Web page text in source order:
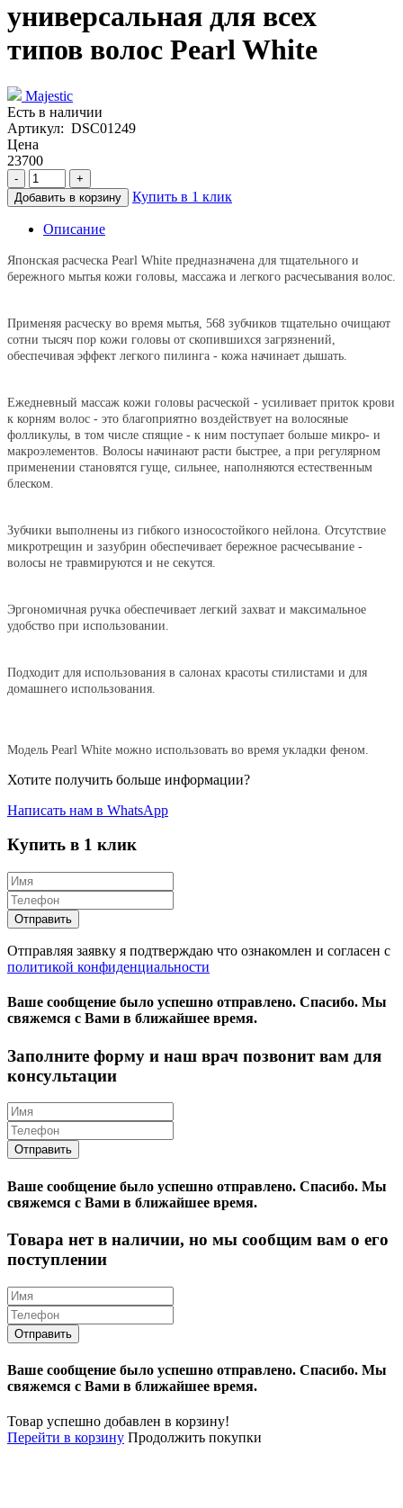
универсальная для всех
типов волос Pearl White
Majestic
Есть в наличии
Артикул: DSC01249
Цена
23700
-
+
Добавить в корзину
Купить в 1 клик
Описание
Японская расческа Pearl White предназначена для тщательного и
бережного мытья кожи головы, массажа и легкого расчесывания волос.
Применяя расческу во время мытья, 568 зубчиков тщательно очищают
сотни тысяч пор кожи головы от скопившихся загрязнений,
обеспечивая эффект легкого пилинга - кожа начинает дышать.
Ежедневный массаж кожи головы расческой - усиливает приток крови
к корням волос - это благоприятно воздействует на волосяные
фолликулы, в том числе спящие - к ним поступает больше микро- и
макроэлементов. Волосы начинают расти быстрее, а при регулярном
применении становятся гуще, сильнее, наполняются естественным
блеском.
Зубчики выполнены из гибкого износостойкого нейлона. Отсутствие
микротрещин и зазубрин обеспечивает бережное расчесывание -
волосы не травмируются и не секутся.
Эргономичная ручка обеспечивает легкий захват и максимальное
удобство при использовании.
Подходит для использования в салонах красоты стилистами и для
домашнего использования.
Модель Pearl White можно использовать во время укладки феном.
Хотите получить больше информации?
Написать нам в WhatsApp
Купить в 1 клик
Отправляя заявку я подтверждаю что ознакомлен и согласен с
политикой конфиденциальности
Ваше сообщение было успешно отправлено. Спасибо. Mы
свяжемся с Вами в ближайшее время.
Заполните форму и наш врач позвонит вам для
консультации
Ваше сообщение было успешно отправлено. Спасибо. Mы
свяжемся с Вами в ближайшее время.
Товара нет в наличии, но мы сообщим вам о его
поступлении
Ваше сообщение было успешно отправлено. Спасибо. Mы
свяжемся с Вами в ближайшее время.
Товар успешно добавлен в корзину!
Перейти в корзину Продолжить покупки